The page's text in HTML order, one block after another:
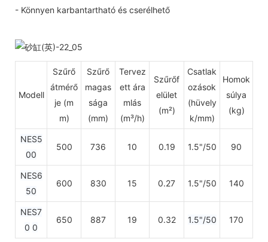
- Könnyen karbantartható és cserélhető
Modell
Szűrő
átmérő
je (m
m)
Szűrő
magas
sága
(mm)
Tervez
ett ára
mlás
(m³/h)
Szűrőf
elület
(m²)
Csatlak
ozások
(hüvely
k/mm)
Homok
súlya
(kg)
NES5
00
500 736 10 0.19 1.5"/50 90
NES6
50
600 830 15 0.27 1.5"/50 140
NES7
0 0
650 887 19 0.32 1.5"/50 170